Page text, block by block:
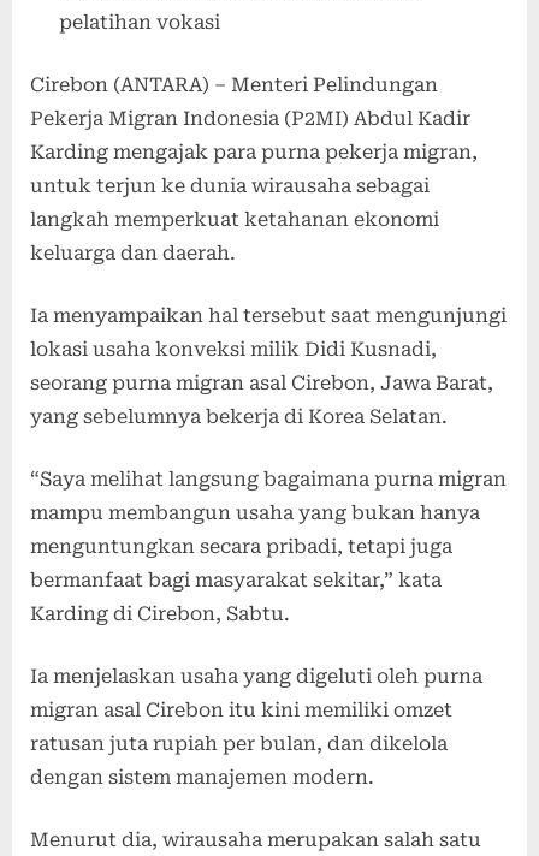
pelatihan vokasi
Cirebon (ANTARA) – Menteri Pelindungan
Pekerja Migran Indonesia (P2MI) Abdul Kadir
Karding mengajak para purna pekerja migran,
untuk terjun ke dunia wirausaha sebagai
langkah memperkuat ketahanan ekonomi
keluarga dan daerah.
Ia menyampaikan hal tersebut saat mengunjungi
lokasi usaha konveksi milik Didi Kusnadi,
seorang purna migran asal Cirebon, Jawa Barat,
yang sebelumnya bekerja di Korea Selatan.
“Saya melihat langsung bagaimana purna migran
mampu membangun usaha yang bukan hanya
menguntungkan secara pribadi, tetapi juga
bermanfaat bagi masyarakat sekitar,” kata
Karding di Cirebon, Sabtu.
Ia menjelaskan usaha yang digeluti oleh purna
migran asal Cirebon itu kini memiliki omzet
ratusan juta rupiah per bulan, dan dikelola
dengan sistem manajemen modern.
Menurut dia, wirausaha merupakan salah satu